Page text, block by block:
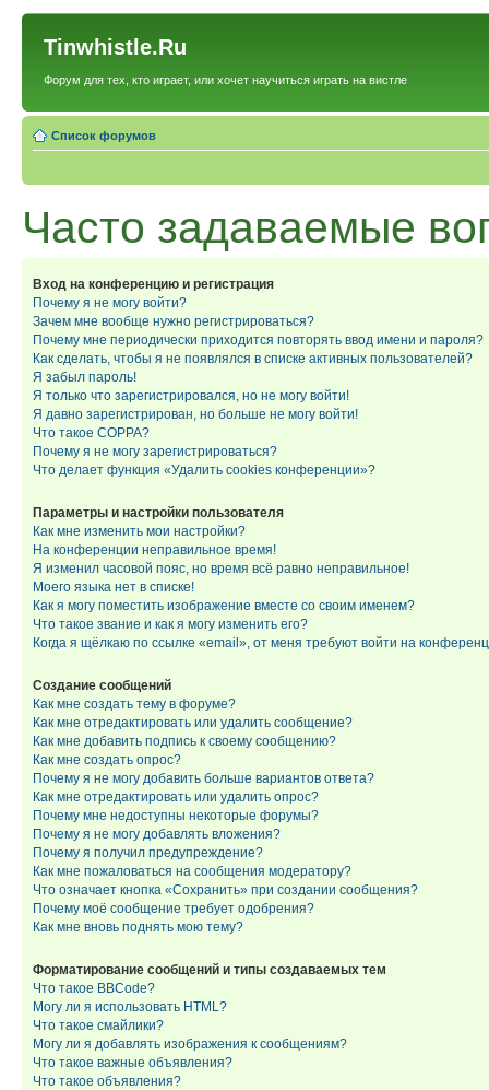
Tinwhistle.Ru
Форум для тех, кто играет, или хочет научиться играть на вистле
Список форумов
Часто задаваемые
Вход на конференцию и регистрация
Почему я не могу войти?
Зачем мне вообще нужно регистрироваться?
Почему мне периодически приходится повторять ввод имени и пароля?
Как сделать, чтобы я не появлялся в списке активных пользователей?
Я забыл пароль!
Я только что зарегистрировался, но не могу войти!
Я давно зарегистрирован, но больше не могу войти!
Что такое COPPA?
Почему я не могу зарегистрироваться?
Что делает функция «Удалить cookies конференции»?
Параметры и настройки пользователя
Как мне изменить мои настройки?
На конференции неправильное время!
Я изменил часовой пояс, но время всё равно неправильное!
Моего языка нет в списке!
Как я могу поместить изображение вместе со своим именем?
Что такое звание и как я могу изменить его?
Когда я щёлкаю по ссылке «email», от меня требуют войти на
Создание сообщений
Как мне создать тему в форуме?
Как мне отредактировать или удалить сообщение?
Как мне добавить подпись к своему сообщению?
Как мне создать опрос?
Почему я не могу добавить больше вариантов ответа?
Как мне отредактировать или удалить опрос?
Почему мне недоступны некоторые форумы?
Почему я не могу добавлять вложения?
Почему я получил предупреждение?
Как мне пожаловаться на сообщения модератору?
Что означает кнопка «Сохранить» при создании сообщения?
Почему моё сообщение требует одобрения?
Как мне вновь поднять мою тему?
Форматирование сообщений и типы создаваемых тем
Что такое BBCode?
Могу ли я использовать HTML?
Что такое смайлики?
Могу ли я добавлять изображения к сообщениям?
Что такое важные объявления?
Что такое объявления?